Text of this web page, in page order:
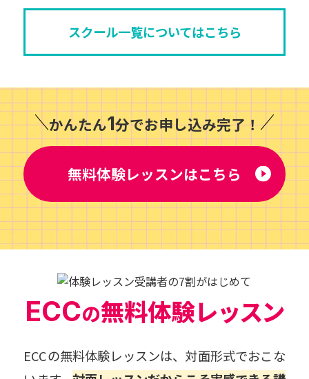
スクール一覧についてはこちら
かんたん1分でお申し込み完了！
無料体験レッスンはこちら
ECCの無料体験レッスン
ECCの無料体験レッスンは、対面形式でおこな